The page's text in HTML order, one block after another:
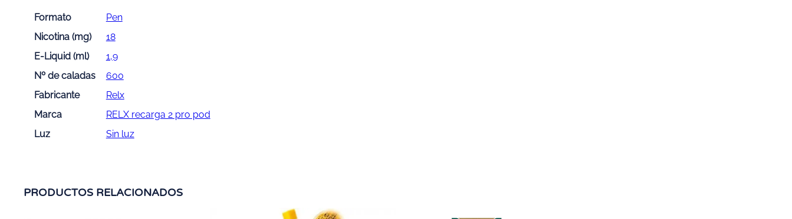
Formato
Pen
Nicotina (mg)
18
E-Liquid (ml)
1,9
Nº de caladas
600
Fabricante
Relx
Marca
RELX recarga 2 pro pod
Luz
Sin luz
PRODUCTOS RELACIONADOS